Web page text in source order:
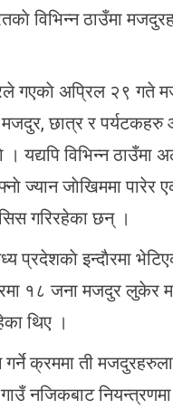
विभिन्न ठाउँमा
गएकाे अप्रिल २९ गते
मजदुर, छात्र र
। यद्यपि विभिन्न ठाउँमा
ज्यान जाेखिममा पारेर
गरिरहेका छन् ।
प्रदेशकाे इन्दाैरमा
१८ जना मजदुर लुकेर
थिए ।
गर्ने क्रममा ती
नजिकबाट